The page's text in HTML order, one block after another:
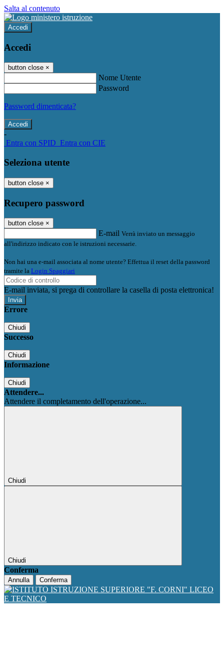
Salta al contenuto
Accedi
Accedi
button close ×
Nome Utente
Password
Password dimenticata?
-
Entra con SPID Entra con CIE
Seleziona utente
button close ×
Recupero password
button close ×
E-mail Verrà inviato un messaggio
all'indirizzo indicato con le istruzioni necessarie.
Non hai una e-mail associata al nome utente? Effettua il reset della password
tramite la Login Spaggiari
E-mail inviata, si prega di controllare la casella di posta elettronica!
Errore
Chiudi
Successo
Chiudi
Informazione
Chiudi
Attendere...
Attendere il completamento dell'operazione...
Chiudi
Chiudi
Conferma
Annulla Conferma